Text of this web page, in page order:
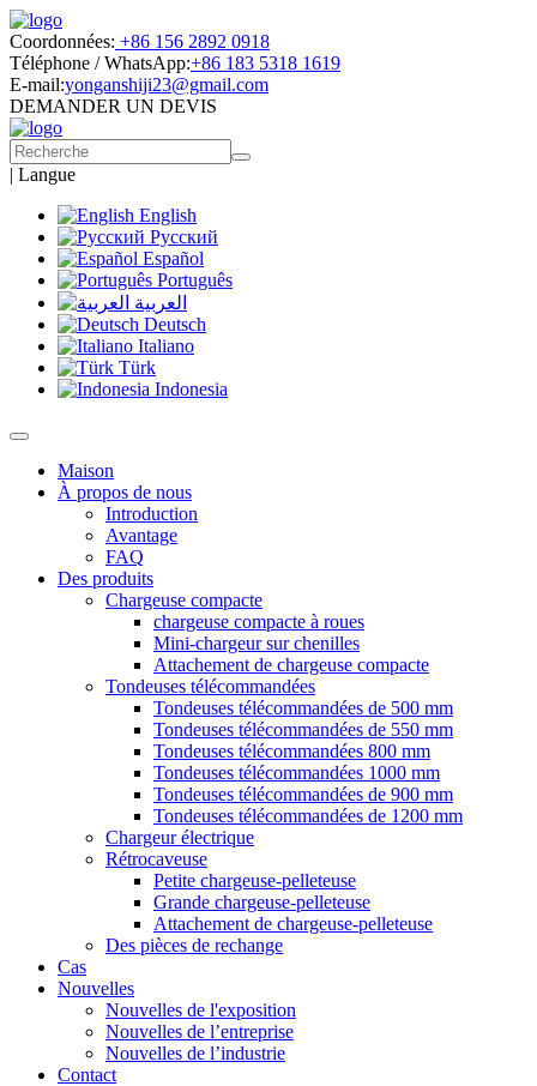
Coordonnées: +86 156 2892 0918
Téléphone / WhatsApp:+86 183 5318 1619
E-mail:yonganshiji23@gmail.com
DEMANDER UN DEVIS
| Langue
English
Русский
Español
Português
العربية
Deutsch
Italiano
Türk
Indonesia
Maison
À propos de nous
Introduction
Avantage
FAQ
Des produits
Chargeuse compacte
chargeuse compacte à roues
Mini-chargeur sur chenilles
Attachement de chargeuse compacte
Tondeuses télécommandées
Tondeuses télécommandées de 500 mm
Tondeuses télécommandées de 550 mm
Tondeuses télécommandées 800 mm
Tondeuses télécommandées 1000 mm
Tondeuses télécommandées de 900 mm
Tondeuses télécommandées de 1200 mm
Chargeur électrique
Rétrocaveuse
Petite chargeuse-pelleteuse
Grande chargeuse-pelleteuse
Attachement de chargeuse-pelleteuse
Des pièces de rechange
Cas
Nouvelles
Nouvelles de l'exposition
Nouvelles de l’entreprise
Nouvelles de l’industrie
Contact